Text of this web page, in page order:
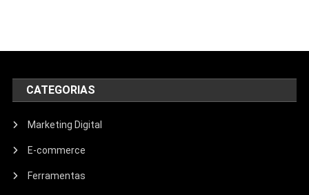
CATEGORIAS
Marketing Digital
E-commerce
Ferramentas